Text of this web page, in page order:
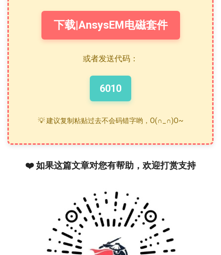
下载|AnsysEM电磁套件
或者发送代码：
6010
💡 建议复制粘贴过去不会码错字哟，O(∩_∩)O~
❤️ 如果这篇文章对您有帮助，欢迎打赏支持